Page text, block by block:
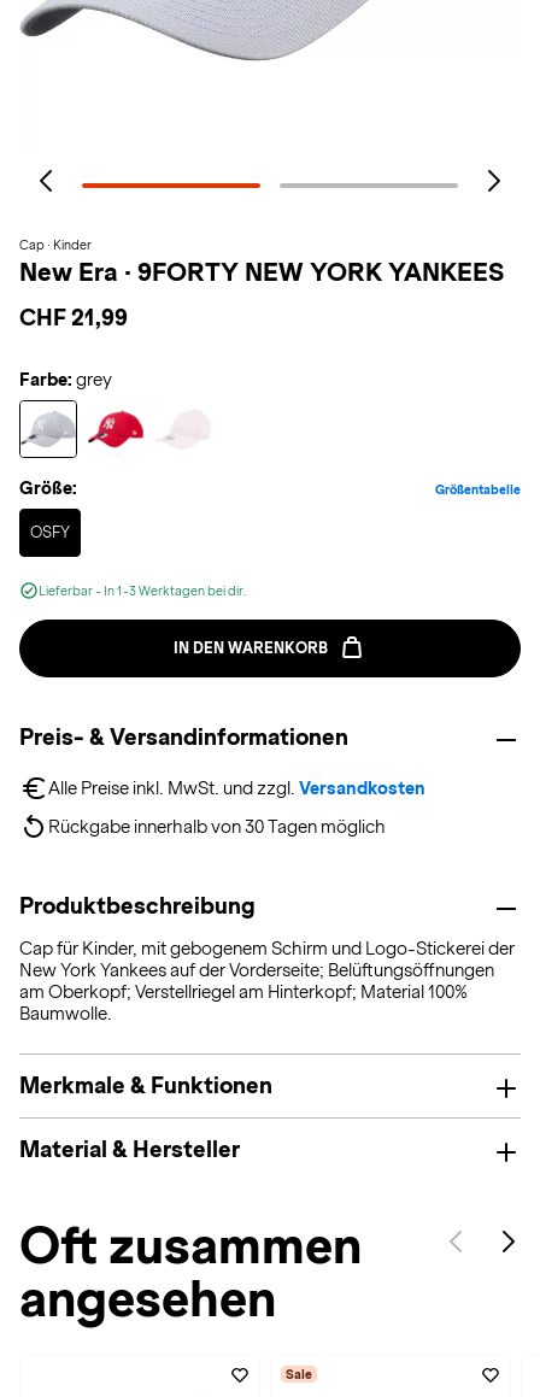
Cap · Kinder
New Era · 9FORTY NEW YORK YANKEES
CHF 21,99
Farbe: grey
Größe: Größentabelle
OSFY
Selected
Lieferbar - In 1-3 Werktagen bei dir.
IN DEN WARENKORB
Preis- & Versandinformationen
Alle Preise inkl. MwSt. und zzgl. Versandkosten
Rückgabe innerhalb von 30 Tagen möglich
Produktbeschreibung
Cap für Kinder, mit gebogenem Schirm und Logo-Stickerei der
New York Yankees auf der Vorderseite; Belüftungsöffnungen
am Oberkopf; Verstellriegel am Hinterkopf; Material 100%
Baumwolle.
Merkmale & Funktionen
Material & Hersteller
Oft zusammen
angesehen
Sale